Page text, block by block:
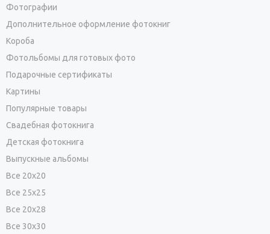
Фотографии
Дополнительное оформление фотокниг
Короба
Фотольбомы для готовых фото
Подарочные сертификаты
Картины
Популярные товары
Свадебная фотокнига
Детская фотокнига
Выпускные альбомы
Все 20х20
Все 25х25
Все 20х28
Все 30х30